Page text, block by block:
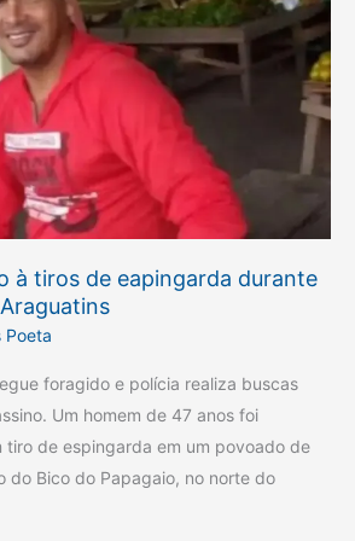
à tiros de eapingarda durante
Poeta
foragido e polícia realiza buscas
Um homem de 47 anos foi
tiro de espingarda em um povoado de
do Bico do Papagaio, no norte do